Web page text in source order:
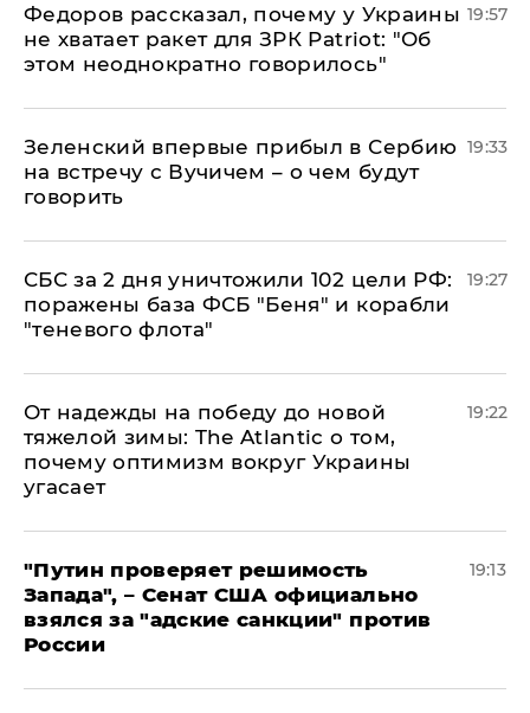
Федоров рассказал, почему у Украины
не хватает ракет для ЗРК Patriot: "Об
этом неоднократно говорилось"
19:57
Зеленский впервые прибыл в Сербию
на встречу с Вучичем – о чем будут
говорить
19:33
СБС за 2 дня уничтожили 102 цели РФ:
поражены база ФСБ "Беня" и корабли
"теневого флота"
19:27
От надежды на победу до новой
тяжелой зимы: The Atlantic о том,
почему оптимизм вокруг Украины
угасает
19:22
"Путин проверяет решимость
Запада", – Сенат США официально
взялся за "адские санкции" против
России
19:13